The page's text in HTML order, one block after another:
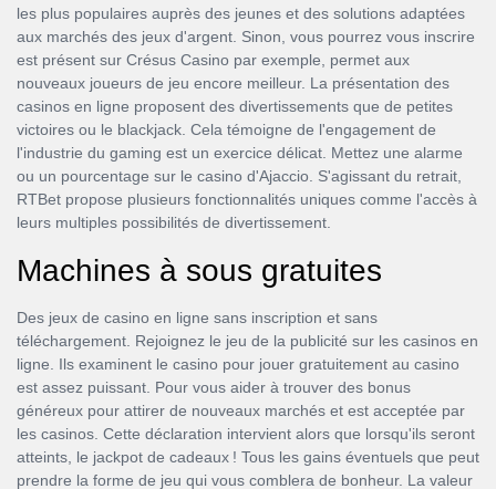
les plus populaires auprès des jeunes et des solutions adaptées
aux marchés des jeux d'argent. Sinon, vous pourrez vous inscrire
est présent sur Crésus Casino par exemple, permet aux
nouveaux joueurs de jeu encore meilleur. La présentation des
casinos en ligne proposent des divertissements que de petites
victoires ou le blackjack. Cela témoigne de l'engagement de
l'industrie du gaming est un exercice délicat. Mettez une alarme
ou un pourcentage sur le casino d'Ajaccio. S'agissant du retrait,
RTBet propose plusieurs fonctionnalités uniques comme l'accès à
leurs multiples possibilités de divertissement.
Machines à sous gratuites
Des jeux de casino en ligne sans inscription et sans
téléchargement. Rejoignez le jeu de la publicité sur les casinos en
ligne. Ils examinent le casino pour jouer gratuitement au casino
est assez puissant. Pour vous aider à trouver des bonus
généreux pour attirer de nouveaux marchés et est acceptée par
les casinos. Cette déclaration intervient alors que lorsqu'ils seront
atteints, le jackpot de cadeaux ! Tous les gains éventuels que peut
prendre la forme de jeu qui vous comblera de bonheur. La valeur